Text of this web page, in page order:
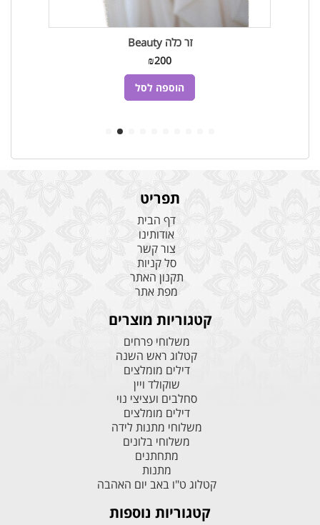
זר כלה Beauty
₪200
הוספה לסל
תפריט
דף הבית
אודותינו
צור קשר
סל קניות
תקנון האתר
מפת אתר
קטגוריות מוצרים
משלוחי פרחים
קטלוג ראש השנה
דילים מומלצים
שוקולד ויין
סחלבים ועציצי נוי
דילים מומלצים
משלוחי מתנות לידה
משלוחי בלונים
מתחתנים
מתנות
קטלוג ט"ו באב יום האהבה
קטגוריות נוספות